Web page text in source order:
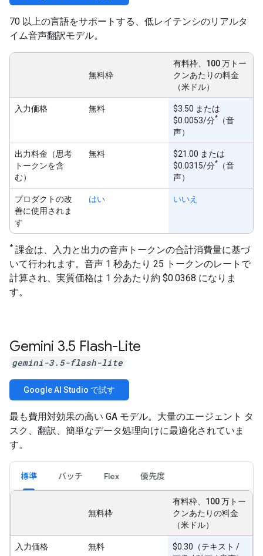
70 以上の言語をサポートする、低レイテンシのリアルタ
イム音声翻訳モデル。
無料枠
有料枠、100 万トー
クンあたりの料金
（米ドル）
入力価格 無料
$3.50 または
$0.0053/分* （音
声）
出力料金（思考
トークンを含
む）
無料
$21.00 または
$0.0315/分* （音
声）
プロダクトの改
善に使用されま
す
はい いいえ
* 課金は、入力と出力の音声トークンの合計消費量に基づ
いて行われます。音声 1 秒あたり 25 トークンのレートで
計算され、実質価格は 1 分あたり約 $0.0368 になりま
す。
Gemini 3.5 Flash-Lite
gemini-3.5-flash-lite
Google AI Studio で試す
最も費用対効果の高い GA モデル。大量のエージェント タ
スク、翻訳、簡単なデータ処理向けに最適化されていま
す。
標準 バッチ Flex 優先度
無料枠
有料枠、100 万トー
クンあたりの料金
（米ドル）
入力価格 無料
$0.30（テキスト /